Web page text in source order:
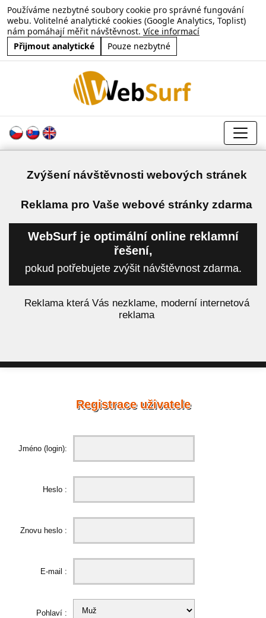
Používáme nezbytné soubory cookie pro správné fungování
webu. Volitelné analytické cookies (Google Analytics, Toplist)
nám pomáhají měřit návštěvnost. Více informací
Přijmout analytické
Pouze nezbytné
Zvýšení návštěvnosti webových stránek
Reklama pro Vaše webové stránky zdarma
WebSurf je optimální online reklamní
řešení,
pokud potřebujete zvýšit návštěvnost zdarma.
Reklama která Vás nezklame, moderní internetová
reklama
Registrace uživatele
Jméno (login):
Heslo :
Znovu heslo :
E-mail :
Pohlaví :